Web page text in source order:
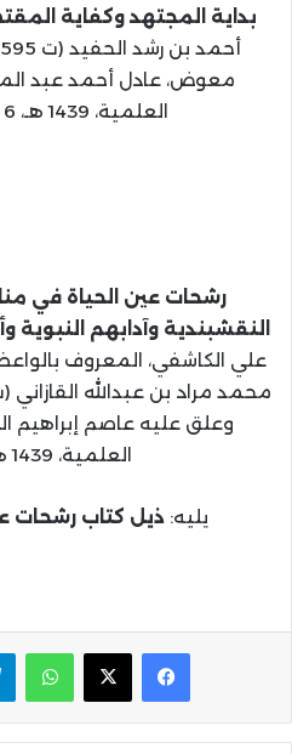
بداية المجتهد وكفاية
معوض، عادل أحمد عبد
العلمية، 1439 هـ، 6 مج (3236 ص).
رشحات عين الحياة في
النقشبندية وآدابهم النبوية
وعلق عليه عاصم إبراهيم
العلمية، 1439 هـ، 576 ص.
يليه:ذيل كتاب رشحات
واتساب